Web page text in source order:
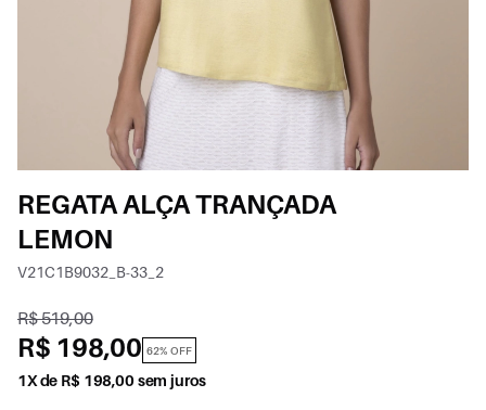
REGATA ALÇA TRANÇADA
LEMON
V21C1B9032_B-33_2
R$ 519,00
R$ 198,00 62% OFF
1X de R$ 198,00 sem juros